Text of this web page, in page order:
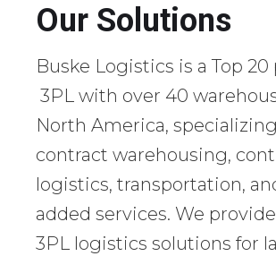
Our Solutions
Buske Logistics is a Top
3PL with over 40
North America,
contract warehousing,
logistics, transportation,
added services. We
3PL logistics solutions for